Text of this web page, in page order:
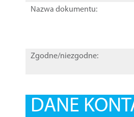
Nazwa dokumentu:
Zgodne/niezgodne:
DANE